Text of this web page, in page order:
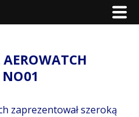
zaprezentował szeroką